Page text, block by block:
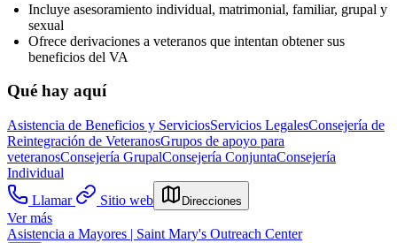
Incluye asesoramiento individual, matrimonial, familiar, grupal y
sexual
Ofrece derivaciones a veteranos que intentan obtener sus
beneficios del VA
Qué hay aquí
Asistencia de Beneficios y ServiciosServicios LegalesConsejería de
Reintegración de VeteranosGrupos de apoyo para
veteranosConsejería GrupalConsejería ConjuntaConsejería
Individual
Llamar
Sitio web Direcciones
Ver más
Asistencia a Mayores | Saint Mary's Outreach Center